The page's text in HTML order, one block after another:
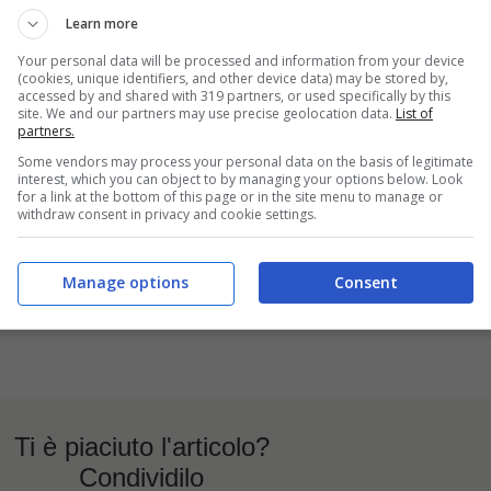
perché emana un profumo dolciastro e fermentato che i
anche il
aromatica intensa in grado di attirare gli insetti.
la trappola di vino?
si consiglia di cambiare il liquido all’interno del barattolo
alte, il vino potrebbe evaporare o cambiare odore,
sprecare il vino avanzato?
congelare il vino avanzato nellevaschette per i cubetti di
in padella durante la preparazione di risotti, spezzatini o
cucina.
Ti è piaciuto l'articolo?
Condividilo
Learn more
Your personal data will be processed and information from your device
(cookies, unique identifiers, and other device data) may be stored by,
accessed by and shared with 319 partners, or used specifically by this
site. We and our partners may use precise geolocation data. List of
partners.
Some vendors may process your personal data on the basis of legitimate
interest, which you can object to by managing your options below. Look
for a link at the bottom of this page or in the site menu to manage or
withdraw consent in privacy and cookie settings.
Consent
Manage options